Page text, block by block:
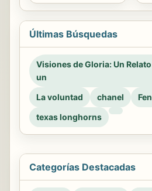
Últimas Búsquedas
Visiones de Gloria: Un
un
La voluntad
chanel
texas longhorns
Categorías Destacadas